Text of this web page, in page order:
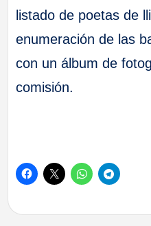
listado de poetas de
enumeración de las
con un álbum de
comisión.